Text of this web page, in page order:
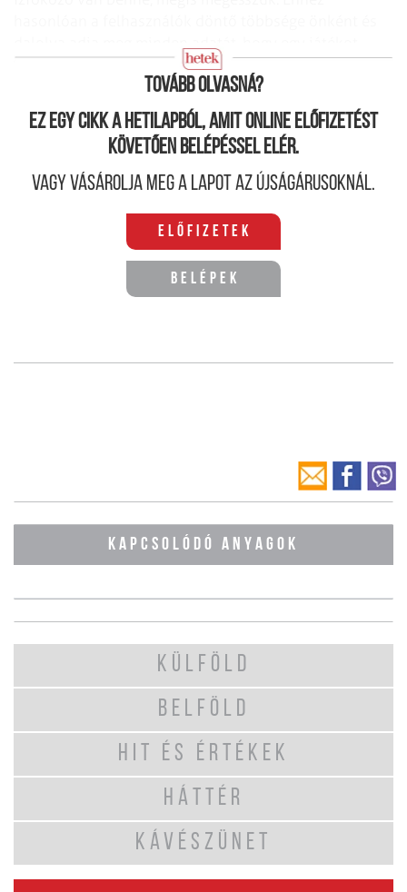
letölthessen a telefonjára” – mondta.
Tovább olvasná?
Ez egy cikk a hetilapból, amit online előfizetést
követően belépéssel elér.
Vagy vásárolja meg a lapot az újságárusoknál.
Előfizetek
Belépek
KAPCSOLÓDÓ ANYAGOK
KÜLFÖLD
BELFÖLD
HIT ÉS ÉRTÉKEK
HÁTTÉR
KÁVÉSZÜNET